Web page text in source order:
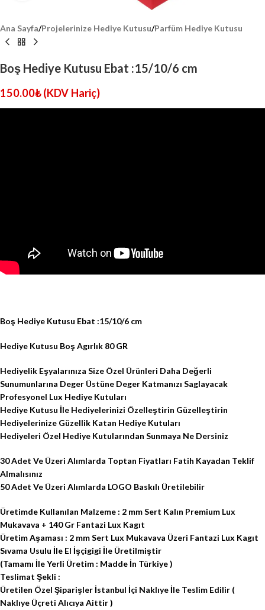
Ana Sayfa/Projelerinize Hediye Kutusu/Parfüm Hediye Kutusu
Boş Hediye Kutusu Ebat :15/10/6 cm
150.00₺ (KDV Hariç)
Boş Hediye Kutusu Ebat :15/10/6 cm
Hediye Kutusu Boş Agırlık 80 GR
Hediyelik Eşyalarınıza Size Özel Ürünleri Daha Değerli
Sunumunlarına Deger Üstüne Deger Katmanızı Saglayacak
Profesyonel Lux Hediye Kutuları
Hediye Kutusu İle Hediyelerinizi Özelleştirin Güzelleştirin
Hediyelerinize Güzellik Katan Hediye Kutuları
Hediyeleri Özel Hediye Kutularından Sunmaya Ne Dersiniz
30 Adet Ve Üzeri Alımlarda Toptan Fiyatları Fatih Kayadan Teklif
Almalısınız
50 Adet Ve Üzeri Alımlarda LOGO Baskılı Üretilebilir
Üretimde Kullanılan Malzeme : 2 mm Sert Kalın Premium Lux
Mukavava + 140 Gr Fantazi Lux Kagıt
Üretim Aşaması : 2 mm Sert Lux Mukavava Üzeri Fantazi Lux Kagıt
Sıvama Usulu İle El İşçigigi İle Üretilmiştir
(Tamamı İle Yerli Üretim : Madde İn Türkiye )
Teslimat Şekli :
Üretilen Özel Şiparişler İstanbul İçi Naklıye İle Teslim Edilir (
Naklıye Üçreti Alıcıya Aittir )